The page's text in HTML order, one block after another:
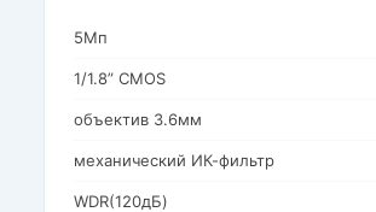
5Мп
1/1.8” CMOS
объектив 3.6мм
механический ИК-фильтр
WDR(120дБ)